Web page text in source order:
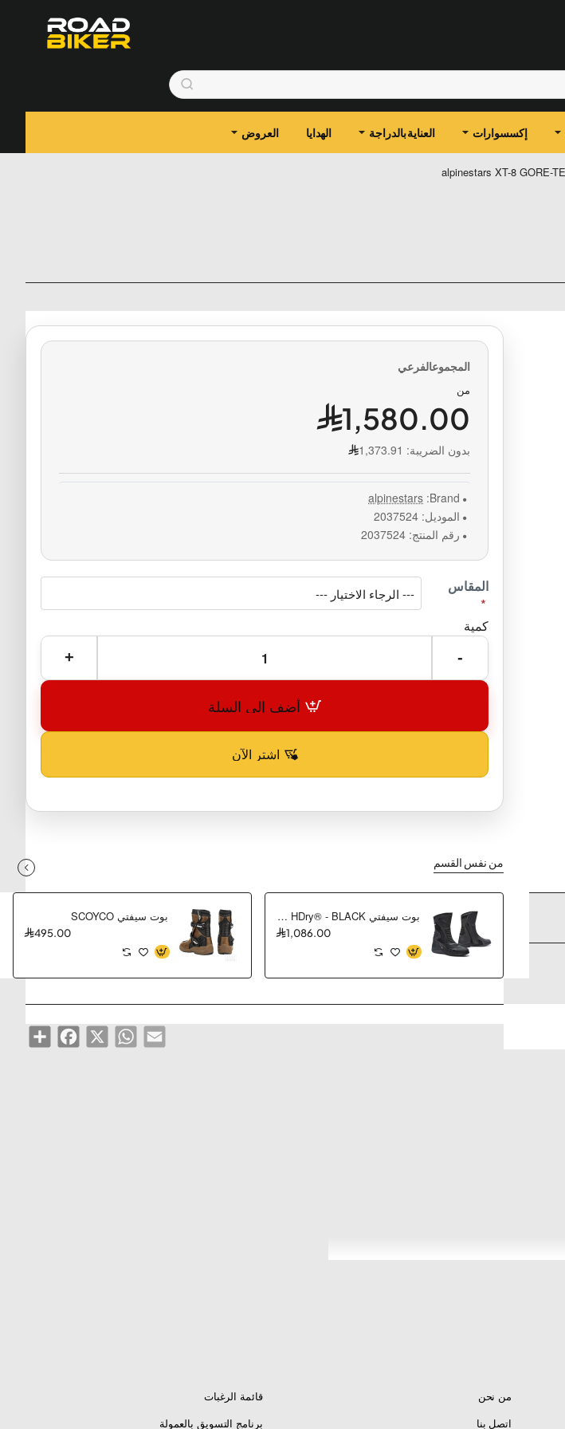
إكسسوارات العناية بالدراجة الهدايا العروض
من
1,580.00
بدون الضريبة: 1,373.91
Brand:
alpinestars
الموديل: 2037524
رقم المنتج: 2037524
المقاس
أضف إلى السلة
اشترِ الآن
من نفس القسم
بوت سيفتي AIR³ HDry® - BLACK
1,086.00
بوت سيفتي SCOYCO
495.00
Share
Facebook X
WhatsApp Email
من نحن
اتصل بنا
قائمة الرغبات
برنامج التسويق بالعمولة